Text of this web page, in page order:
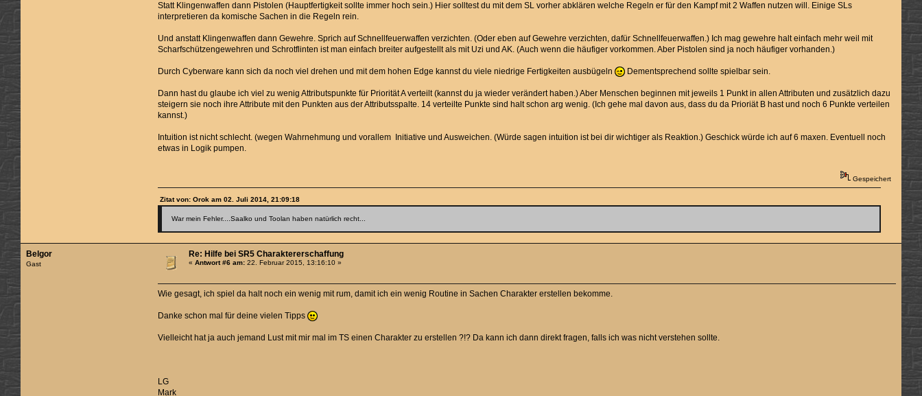
Statt Klingenwaffen dann Pistolen (Hauptfertigkeit sollte immer hoch sein.) Hier solltest du mit dem SL vorher abklären welche Regeln er für den Kampf mit 2 Waffen nutzen will. Einige SLs
interpretieren da komische Sachen in die Regeln rein.
Und anstatt Klingenwaffen dann Gewehre. Sprich auf Schnellfeuerwaffen verzichten. (Oder eben auf Gewehre verzichten, dafür Schnellfeuerwaffen.) Ich mag gewehre halt einfach mehr weil mit
Scharfschützengewehren und Schrotflinten ist man einfach breiter aufgestellt als mit Uzi und AK. (Auch wenn die häufiger vorkommen. Aber Pistolen sind ja noch häufiger vorhanden.)
Durch Cyberware kann sich da noch viel drehen und mit dem hohen Edge kannst du viele niedrige Fertigkeiten ausbügeln Dementsprechend sollte spielbar sein.
Dann hast du glaube ich viel zu wenig Attributspunkte für Priorität A verteilt (kannst du ja wieder verändert haben.) Aber Menschen beginnen mit jeweils 1 Punkt in allen Attributen und zusätzlich dazu
steigern sie noch ihre Attribute mit den Punkten aus der Attributsspalte. 14 verteilte Punkte sind halt schon arg wenig. (Ich gehe mal davon aus, dass du da Prioriät B hast und noch 6 Punkte verteilen
kannst.)
Intuition ist nicht schlecht. (wegen Wahrnehmung und vorallem Initiative und Ausweichen. (Würde sagen intuition ist bei dir wichtiger als Reaktion.) Geschick würde ich auf 6 maxen. Eventuell noch
etwas in Logik pumpen.
Gespeichert
Zitat von: Orok am 02. Juli 2014, 21:09:18
War mein Fehler....Saalko und Toolan haben natürlich recht...
Belgor
Gast
Re: Hilfe bei SR5 Charaktererschaffung
«Antwort #6 am: 22. Februar 2015, 13:16:10 »
Wie gesagt, ich spiel da halt noch ein wenig mit rum, damit ich ein wenig Routine in Sachen Charakter erstellen bekomme.
Danke schon mal für deine vielen Tipps
Vielleicht hat ja auch jemand Lust mit mir mal im TS einen Charakter zu erstellen ?!? Da kann ich dann direkt fragen, falls ich was nicht verstehen sollte.
LG
Mark